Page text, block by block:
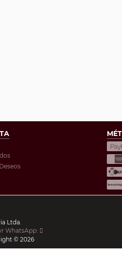
Ltda.
WhatsApp:
© 2026